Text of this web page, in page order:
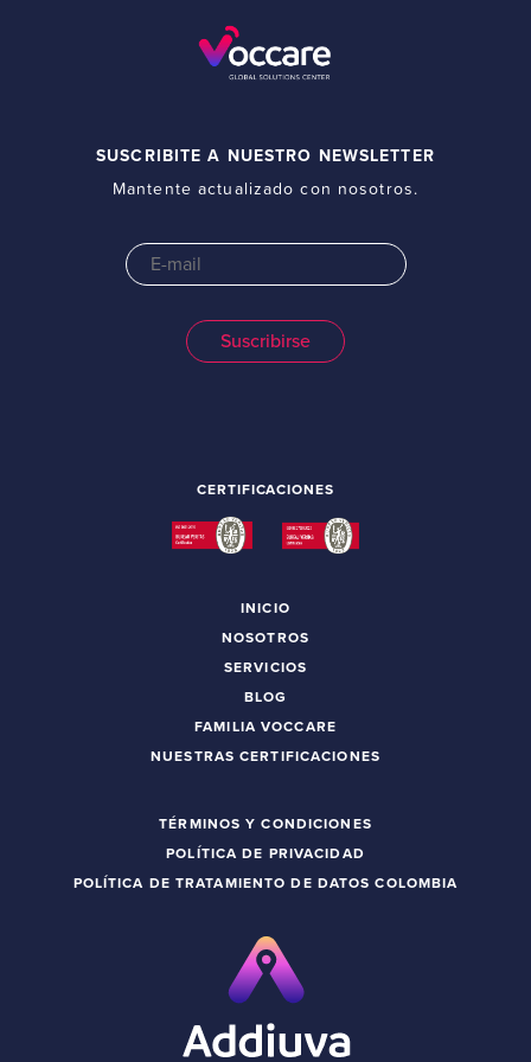
INICIO
NOSOTROS
SERVICIOS
BLOG
FAMILIA VOCCARE
NUESTRAS CERTIFICACIONES
TÉRMINOS Y CONDICIONES
POLÍTICA DE PRIVACIDAD
POLÍTICA DE TRATAMIENTO DE DATOS COLOMBIA
SUSCRIBITE A NUESTRO NEWSLETTER
Mantente actualizado con nosotros.
CERTIFICACIONES